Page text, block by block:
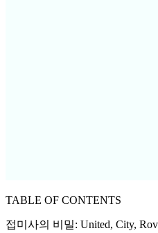
TABLE OF CONTENTS
접미사의 비밀: United, City,